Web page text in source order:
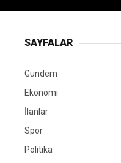
SAYFALAR
Gündem
Ekonomi
İlanlar
Spor
Politika